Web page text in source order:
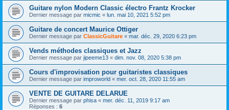
Guitare nylon Modern Classic électro Frantz Krocker
Dernier message par micmic « lun. mai 10, 2021 5:52 pm
Guitare de concert Maurice Ottiger
Dernier message par ClassicGuitare « mar. déc. 29, 2020 6:23 pm
Vends méthodes classiques et Jazz
Dernier message par jipeeme13 « dim. nov. 08, 2020 5:38 pm
Cours d'improvisation pour guitaristes classiques
Dernier message par improworld « mer. oct. 28, 2020 11:55 am
VENTE DE GUITARE DELARUE
Dernier message par phisa « mer. déc. 11, 2019 9:17 am
Réponses : 6